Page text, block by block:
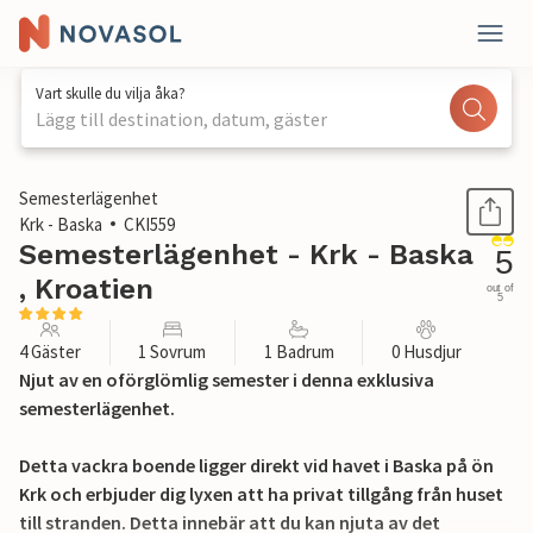
Vart skulle du vilja åka?
Lägg till destination, datum, gäster
1 / 28
Semesterlägenhet
Krk - Baska
CKI559
Semesterlägenhet - Krk - Baska
, Kroatien
5
out of
5
4 Gäster 1 Sovrum 1 Badrum 0 Husdjur
Njut av en oförglömlig semester i denna exklusiva
semesterlägenhet.
Detta vackra boende ligger direkt vid havet i Baska på ön
Krk och erbjuder dig lyxen att ha privat tillgång från huset
till stranden. Detta innebär att du kan njuta av det